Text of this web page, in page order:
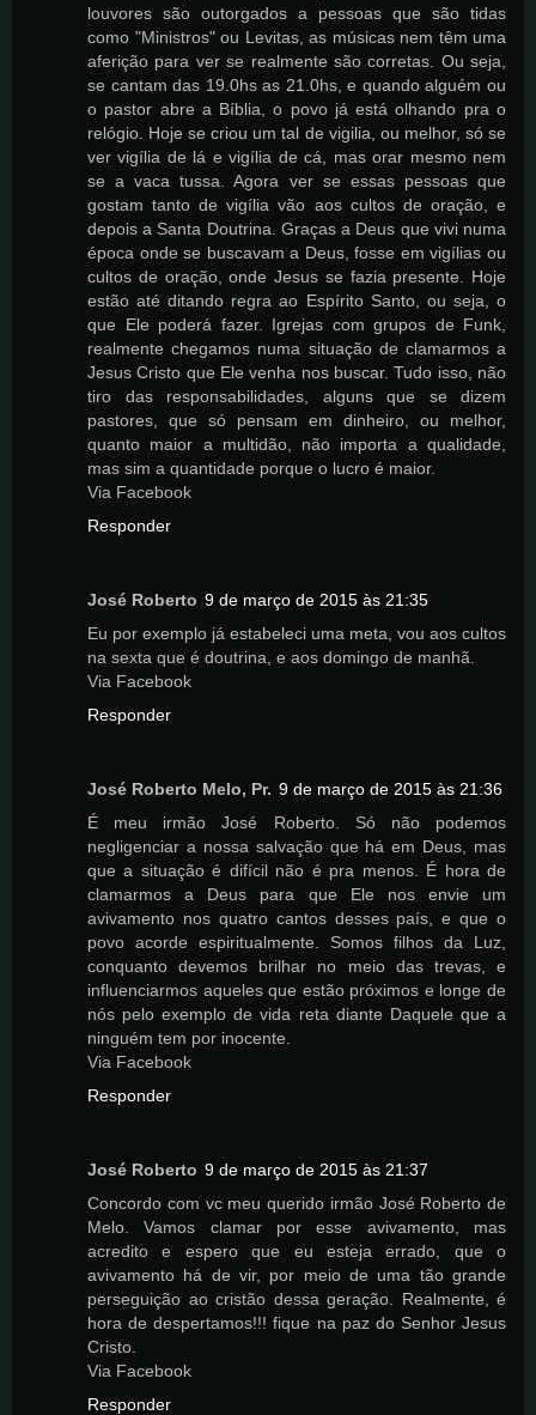
louvores são outorgados a pessoas que são tidas
como "Ministros" ou Levitas, as músicas nem têm uma
aferição para ver se realmente são corretas. Ou seja,
se cantam das 19.0hs as 21.0hs, e quando alguém ou
o pastor abre a Bíblia, o povo já está olhando pra o
relógio. Hoje se criou um tal de vigilia, ou melhor, só se
ver vigília de lá e vigília de cá, mas orar mesmo nem
se a vaca tussa. Agora ver se essas pessoas que
gostam tanto de vigília vão aos cultos de oração, e
depois a Santa Doutrina. Graças a Deus que vivi numa
época onde se buscavam a Deus, fosse em vigílias ou
cultos de oração, onde Jesus se fazia presente. Hoje
estão até ditando regra ao Espírito Santo, ou seja, o
que Ele poderá fazer. Igrejas com grupos de Funk,
realmente chegamos numa situação de clamarmos a
Jesus Cristo que Ele venha nos buscar. Tudo isso, não
tiro das responsabilidades, alguns que se dizem
pastores, que só pensam em dinheiro, ou melhor,
quanto maior a multidão, não importa a qualidade,
mas sim a quantidade porque o lucro é maior.
Via Facebook
Responder
José Roberto 9 de março de 2015 às 21:35
Eu por exemplo já estabeleci uma meta, vou aos cultos
na sexta que é doutrina, e aos domingo de manhã.
Via Facebook
Responder
José Roberto Melo, Pr. 9 de março de 2015 às 21:36
É meu irmão José Roberto. Só não podemos
negligenciar a nossa salvação que há em Deus, mas
que a situação é difícil não é pra menos. É hora de
clamarmos a Deus para que Ele nos envie um
avivamento nos quatro cantos desses país, e que o
povo acorde espiritualmente. Somos filhos da Luz,
conquanto devemos brilhar no meio das trevas, e
influenciarmos aqueles que estão próximos e longe de
nós pelo exemplo de vida reta diante Daquele que a
ninguém tem por inocente.
Via Facebook
Responder
José Roberto 9 de março de 2015 às 21:37
Concordo com vc meu querido irmão José Roberto de
Melo. Vamos clamar por esse avivamento, mas
acredito e espero que eu esteja errado, que o
avivamento há de vir, por meio de uma tão grande
perseguição ao cristão dessa geração. Realmente, é
hora de despertamos!!! fique na paz do Senhor Jesus
Cristo.
Via Facebook
Responder